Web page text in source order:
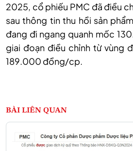
2025, cổ phiếu PMC đã điều
sau thông tin thu hồi sản phẩm
đang đi ngang quanh mốc
giai đoạn điều chỉnh từ vùng
189.000 đồng/cp.
BÀI LIÊN QUAN